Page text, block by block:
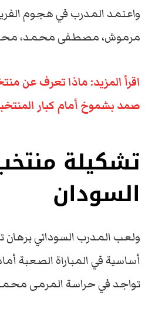
واعتمد المدرب في هجوم
مرموش، مصطفى محمد،
اقرأ المزيد: ماذا تعرف عن
صمد بشموخ أمام كبار
تشكيلة
السودان
ولعب المدرب السوداني برهان
أساسية في المباراة الصعبة
تواجد في حراسة المرمى